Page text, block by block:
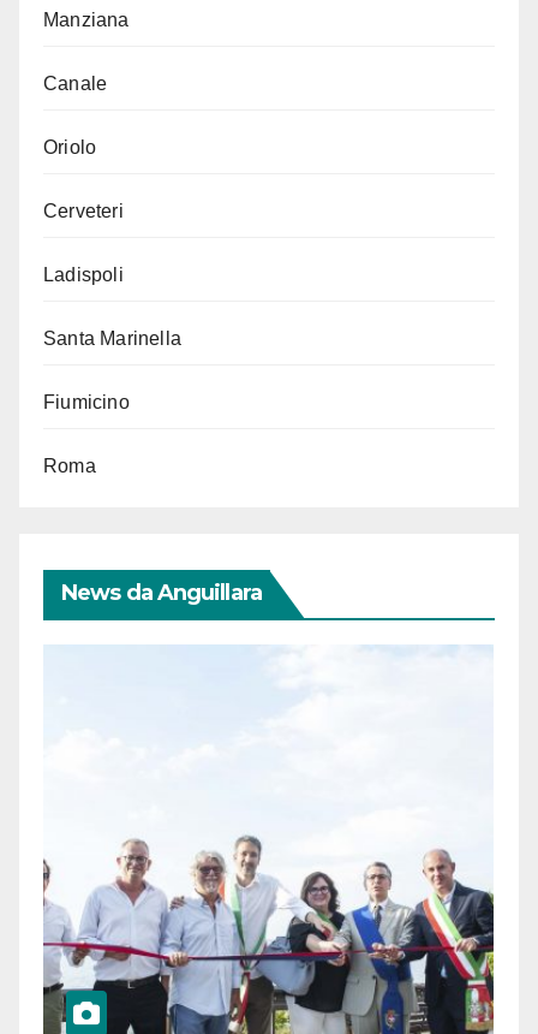
Manziana
Canale
Oriolo
Cerveteri
Ladispoli
Santa Marinella
Fiumicino
Roma
News da Anguillara